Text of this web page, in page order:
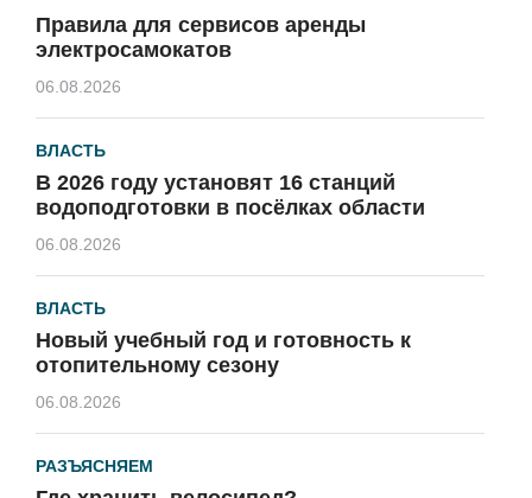
Правила для сервисов аренды
электросамокатов
06.08.2026
ВЛАСТЬ
В 2026 году установят 16 станций
водоподготовки в посёлках области
06.08.2026
ВЛАСТЬ
Новый учебный год и готовность к
отопительному сезону
06.08.2026
РАЗЪЯСНЯЕМ